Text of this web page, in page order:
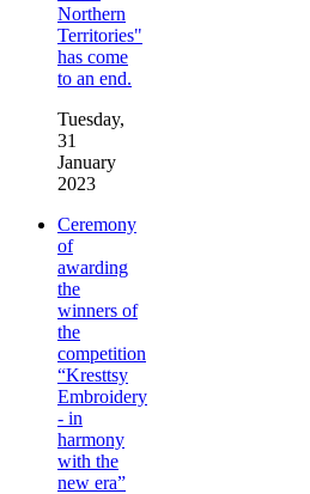
Northern
Territories"
has come
to an end.
Tuesday,
31
January
2023
Ceremony
of
awarding
the
winners of
the
competition
“Kresttsy
Embroidery
- in
harmony
with the
new era”